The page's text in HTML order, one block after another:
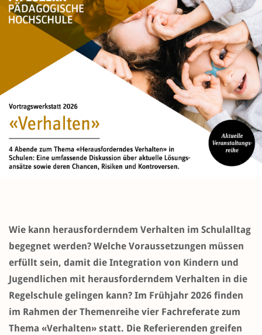
Wie kann herausforderndem Verhalten im Schulalltag
begegnet werden? Welche Voraussetzungen müssen
erfüllt sein, damit die Integration von Kindern und
Jugendlichen mit herausforderndem Verhalten in die
Regelschule gelingen kann? Im Frühjahr 2026 finden
im Rahmen der Themenreihe vier Fachreferate zum
Thema «Verhalten» statt. Die Referierenden greifen